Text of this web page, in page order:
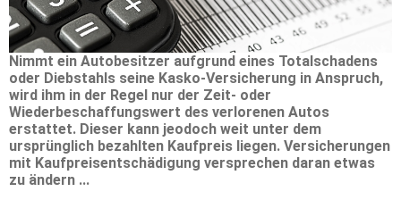
Nimmt ein Autobesitzer aufgrund eines Totalschadens
oder Diebstahls seine Kasko-Versicherung in Anspruch,
wird ihm in der Regel nur der Zeit- oder
Wiederbeschaffungswert des verlorenen Autos
erstattet. Dieser kann jeodoch weit unter dem
ursprünglich bezahlten Kaufpreis liegen. Versicherungen
mit Kaufpreisentschädigung versprechen daran etwas
zu ändern ...